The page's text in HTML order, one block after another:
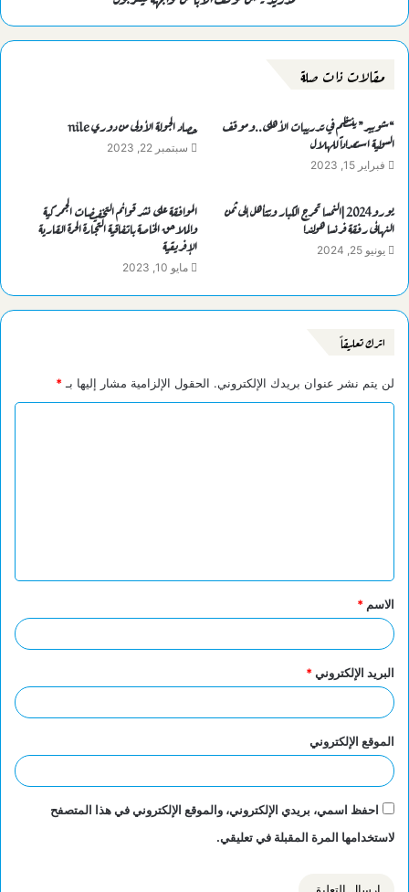
مقالات ذات صلة
“شوبير” ينتظم في تدريبات الأهلى..وموقف
السولية استعداداً للهلال
فبراير 15, 2023
حصاد الجولة الأولى من دوري nile
سبتمبر 22, 2023
يورو2024 |النمسا تحرج الكبار وتتأهل إلى ثمن
النهائى رفقة فرنسا هولندا
يونيو 25, 2024
الموافقة على نشر قوائم التخفيضات الجمركية
والملاحق الخاصة باتفاقية التجارة الحرة القارية
الإفريقية
مايو 10, 2023
اترك تعليقاً
لن يتم نشر عنوان بريدك الإلكتروني. الحقول الإلزامية مشار إليها بـ *
ق
*
الاسم *
البريد الإلكتروني*
الموقع الإلكتروني
احفظ اسمي، بريدي الإلكتروني، والموقع الإلكتروني في هذا المتصفح
لاستخدامها المرة المقبلة في تعليقي.